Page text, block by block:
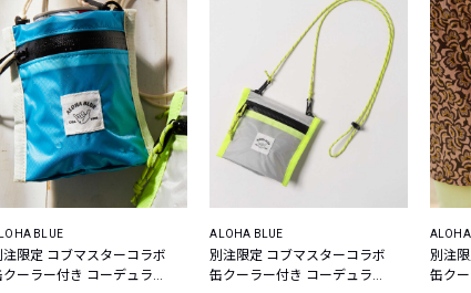
セールおすすめアイテム
人気アイテム TOP 15
BLUE
注限定 コブマスターコラボ
クーラー付き コーデュラナ
ALOHA BLUE
別注限定 コブマスターコラボ
缶クーラー付き コーデュラナ
別注
缶ク